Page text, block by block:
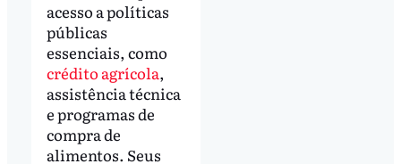
acesso a políticas
públicas
essenciais, como
crédito agrícola,
assistência técnica
e programas de
compra de
alimentos. Seus